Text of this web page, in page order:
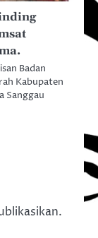
Badan
Kabupaten
Sanggau